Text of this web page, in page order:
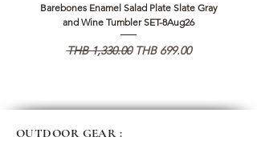
Barebones Enamel Salad Plate Slate Gray
and Wine Tumbler SET-8Aug26
일반가
THB 1,330.00 할인가
THB 699.00
OUTDOOR GEAR :